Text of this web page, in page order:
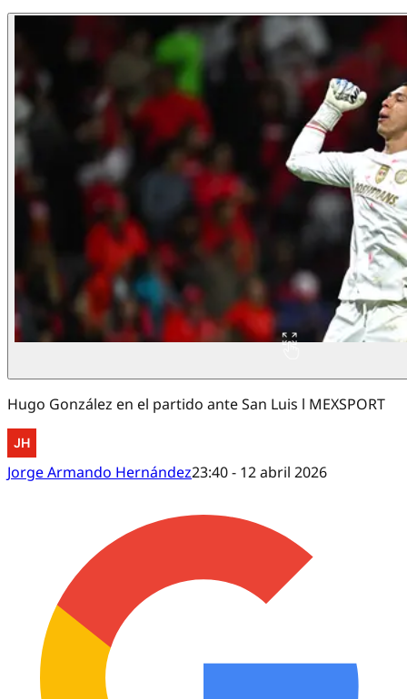
Hugo González en el partido ante San Luis l MEXSPORT
Jorge Armando Hernández23:40 - 12 abril 2026